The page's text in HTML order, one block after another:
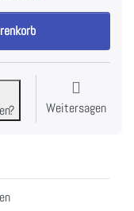
maker Espressokocher 4
Weitersagen